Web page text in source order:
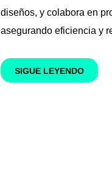
diseños, y colabora en
asegurando eficiencia y
SIGUE LEYENDO